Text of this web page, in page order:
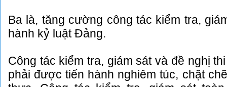
Ba là, tăng cường công tác kiểm tra,
hành kỷ luật Đảng.
Công tác kiểm tra, giám sát và đề nghị
phải được tiến hành nghiêm túc, chặt